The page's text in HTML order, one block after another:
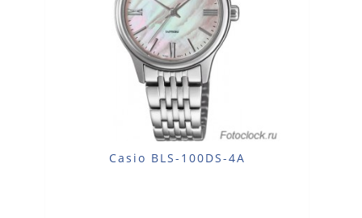
Casio BLS-100DS-4A